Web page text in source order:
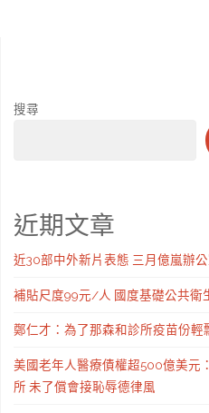
搜尋
近期文章
近30部中外新片表態 三月億嵐辦
補貼尺度99元/人 國度基礎公共衛
鄭仁才：為了那森和診所疫苗份輕
美國老年人醫療債權超500億美元
所 未了償會接恥辱德律風